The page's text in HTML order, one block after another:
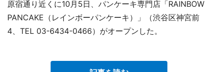
原宿通り近くに10月5日、パンケーキ専門店「RAINBOW
PANCAKE（レインボーパンケーキ）」（渋谷区神宮前
4、TEL 03-6434-0466）がオープンした。